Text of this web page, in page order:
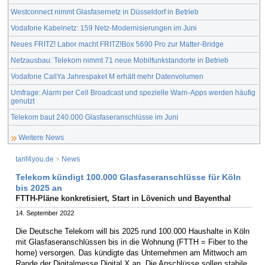
Westconnect nimmt Glasfasernetz in Düsseldorf in Betrieb
Vodafone Kabelnetz: 159 Netz-Modernisierungen im Juni
Neues FRITZ! Labor macht FRITZ!Box 5690 Pro zur Matter-Bridge
Netzausbau: Telekom nimmt 71 neue Mobilfunkstandorte in Betrieb
Vodafone CallYa Jahrespaket M erhält mehr Datenvolumen
Umfrage: Alarm per Cell Broadcast und spezielle Warn-Apps werden häufig
genutzt
Telekom baut 240.000 Glasfaseranschlüsse im Juni
Weitere News
tarif4you.de > News
Telekom kündigt 100.000 Glasfaseranschlüsse für Köln
bis 2025 an
FTTH-Pläne konkretisiert, Start in Lövenich und Bayenthal
14. September 2022
Die Deutsche Telekom will bis 2025 rund 100.000 Haushalte in Köln
mit Glasfaseranschlüssen bis in die Wohnung (FTTH = Fiber to the
home) versorgen. Das kündigte das Unternehmen am Mittwoch am